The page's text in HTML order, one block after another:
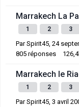
Marrakech La
1 2 3
ParSpirit45 24
805 réponses
Marrakech le
1 2 3
ParSpirit45 3 avril